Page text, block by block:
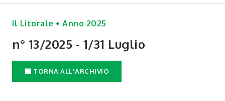
Il Litorale • Anno 2025
n° 13/2025 - 1/31 Luglio
TORNA ALL'ARCHIVIO